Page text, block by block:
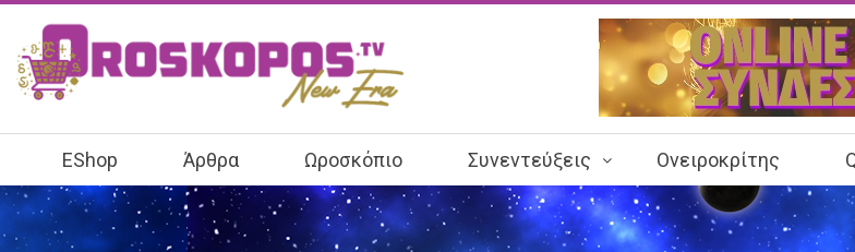
EShop Άρθρα Ωροσκόπιο Συνεντεύξεις Ονειροκρίτης